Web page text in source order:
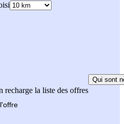
recharge la liste des offres
Qui sont